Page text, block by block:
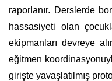
raporlanır. Derslerde
hassasiyeti olan
ekipmanları devreye
eğitmen
girişte yavaşlatılmış